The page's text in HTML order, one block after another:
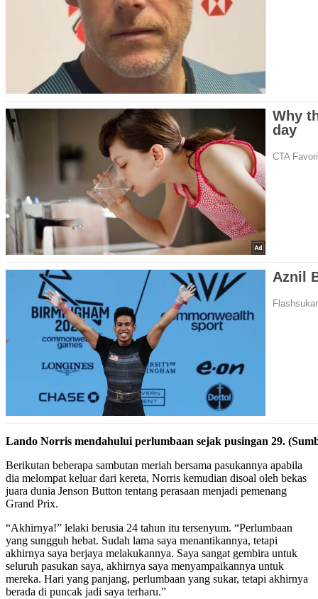
Lando Norris mendahului perlumbaan sejak pusingan 29.
Berikutan beberapa sambutan meriah bersama pasukannya apabila
dia melompat keluar dari kereta, Norris kemudian disoal oleh bekas
juara dunia Jenson Button tentang perasaan menjadi pemenang
Grand Prix.
“Akhirnya!” lelaki berusia 24 tahun itu tersenyum. “Perlumbaan
yang sungguh hebat. Sudah lama saya menantikannya, tetapi
akhirnya saya berjaya melakukannya. Saya sangat gembira untuk
seluruh pasukan saya, akhirnya saya menyampaikannya untuk
mereka. Hari yang panjang, perlumbaan yang sukar, tetapi akhirnya
berada di puncak jadi saya terharu.”